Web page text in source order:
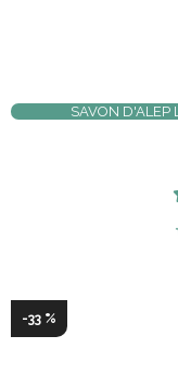
SAVON D'ALEP
-33 %